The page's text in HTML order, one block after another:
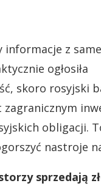
informacje z
ogłosiła
skoro rosyjski
zagranicznym
obligacji.
nastroje
sprzedają